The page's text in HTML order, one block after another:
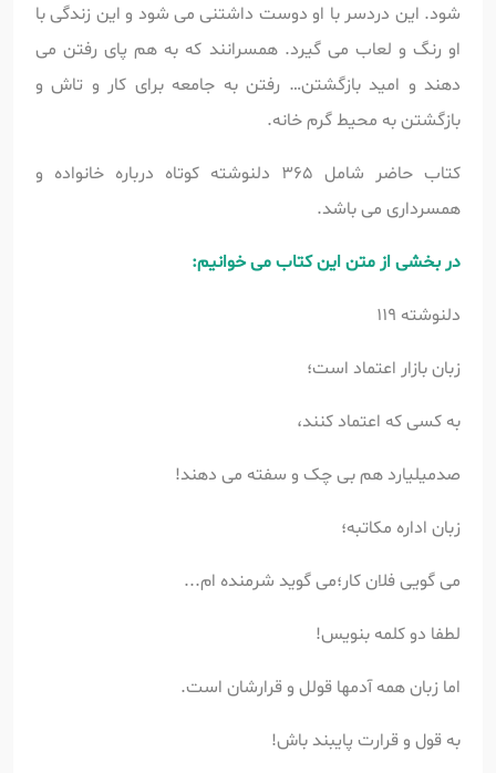
شود. این دردسر با او دوست داشتنی می شود و این زندگی با
او رنگ و لعاب می گیرد. همسرانند که به هم پای رفتن می
دهند و امید بازگشتن… رفتن به جامعه برای کار و تاش و
بازگشتن به محیط گرم خانه.
کتاب حاضر شامل 365 دلنوشته کوتاه درباره خانواده و
همسرداری می باشد.
در بخشی از متن این کتاب می خوانیم:
دلنوشته 119
زبان بازار اعتماد است؛
به کسی که اعتماد کنند،
صدمیلیارد هم بی چک و سفته می دهند!
زبان اداره مکاتبه؛
می گویی فلان کار؛می گوید شرمنده ام...
لطفا دو کلمه بنویس!
اما زبان همه آدمها قولل و قرارشان است.
به قول و قرارت پایبند باش!